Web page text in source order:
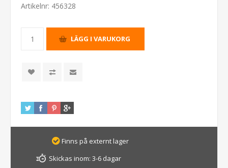
Artikelnr: 456328
Finns på externt lager
Skickas inom: 3-6 dagar